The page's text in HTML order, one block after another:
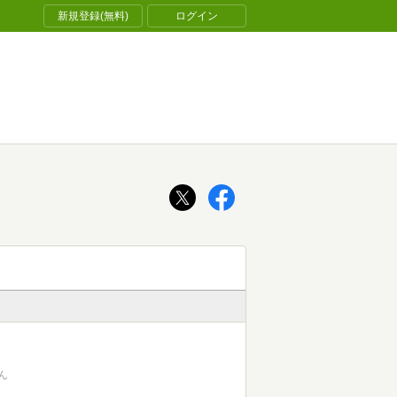
新規登録(無料) ログイン